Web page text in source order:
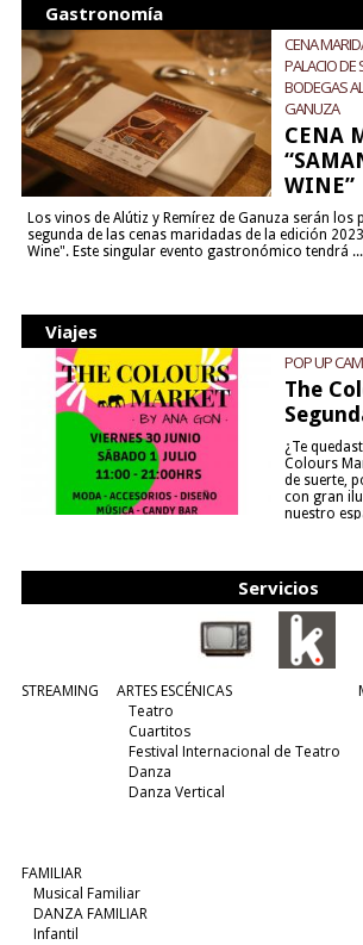
Gastronomía
CENA
PALACIO
BODEGAS
GANUZA
CENA
WINE”
Los vinos de Alútiz y Remírez de Ganuza serán los
segunda de las cenas maridadas de la edición
Wine". Este singular evento gastronómico tendrá ...
Viajes
POP UP
The
¿Te
Colours
de suerte,
con gran
nuestro
Servicios
STREAMING
ARTES ESCÉNICAS
Teatro
Cuartitos
Festival Internacional de Teatro
Danza
Danza Vertical
FAMILIAR
Musical Familiar
DANZA FAMILIAR
Infantil